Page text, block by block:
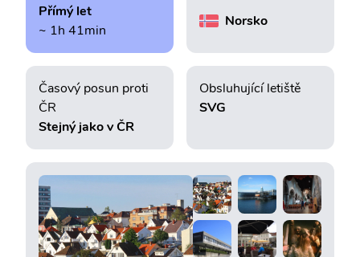
Přímý let
~ 1h 41min
Norsko
Časový posun proti
ČR
Stejný jako v ČR
Obsluhující letiště
SVG